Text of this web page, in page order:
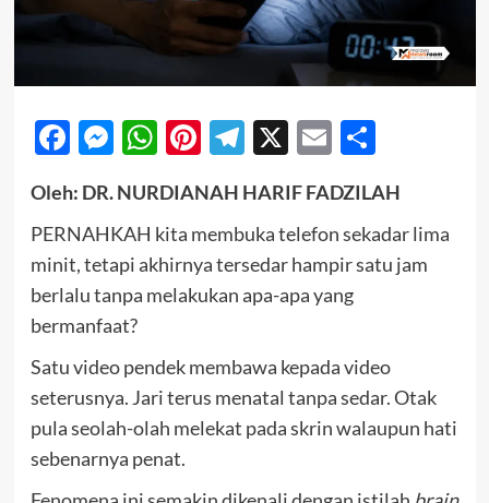
Facebook
Messenger
WhatsApp
Pinterest
Telegram
X EmailShare
Oleh: DR. NURDIANAH HARIF FADZILAH
PERNAHKAH kita membuka telefon sekadar lima
minit, tetapi akhirnya tersedar hampir satu jam
berlalu tanpa melakukan apa-apa yang
bermanfaat?
Satu video pendek membawa kepada video
seterusnya. Jari terus menatal tanpa sedar. Otak
pula seolah-olah melekat pada skrin walaupun hati
sebenarnya penat.